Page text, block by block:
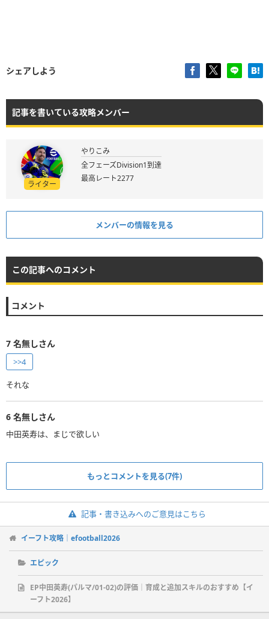
シェアしよう
記事を書いている攻略メンバー
ライター
やりこみ
全フェーズDivision1到達
最高レート2277
メンバーの情報を見る
この記事へのコメント
コメント
7 名無しさん
>>4
6 名無しさん
もっとコメントを見る(7件)
記事・書き込みへのご意見はこちら
イーフト攻略｜efootball2026
エピック
EP中田英寿(パルマ/01-02)の評価｜育成と追加スキルのおすすめ【イ
ーフト2026】